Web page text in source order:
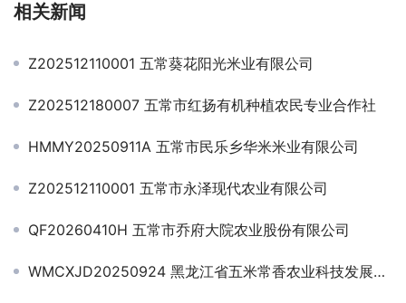
相关新闻
Z202512110001 五常葵花阳光米业有限公司
Z202512180007 五常市红扬有机种植农民专业合作社
HMMY20250911A 五常市民乐乡华米米业有限公司
Z202512110001 五常市永泽现代农业有限公司
QF20260410H 五常市乔府大院农业股份有限公司
WMCXJD20250924 黑龙江省五米常香农业科技发展股份有限公司